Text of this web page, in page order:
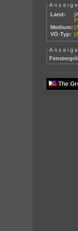
Land:
Medium:
VÖ-Typ:
The